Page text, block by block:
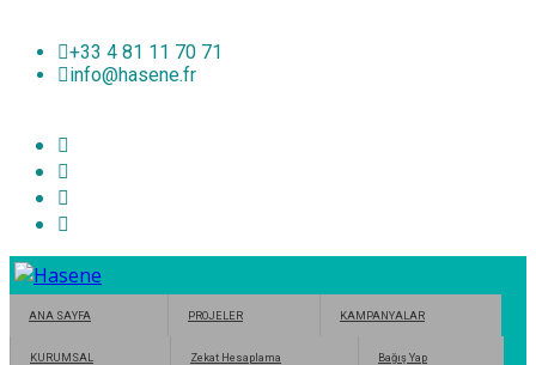
+33 4 81 11 70 71
info@hasene.fr
ANA SAYFA PROJELER KAMPANYALAR
KURUMSAL Zekat Hesaplama Bağış Yap